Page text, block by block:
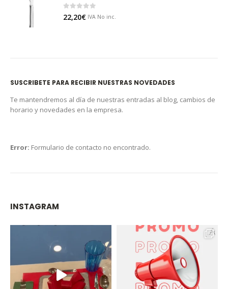
0out of 5
22,20€ IVA No inc.
SUSCRIBETE PARA RECIBIR NUESTRAS NOVEDADES
Te mantendremos al día de nuestras entradas al blog, cambios de
horario y novedades en la empresa.
Error: Formulario de contacto no encontrado.
INSTAGRAM